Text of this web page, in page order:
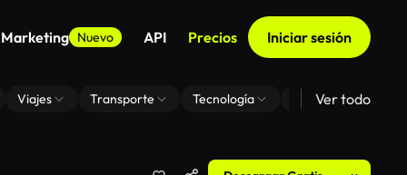
Marketing Nuevo API Precios Iniciar sesión
Viajes Transporte Tecnología Zoom De Fondo
Ver todo